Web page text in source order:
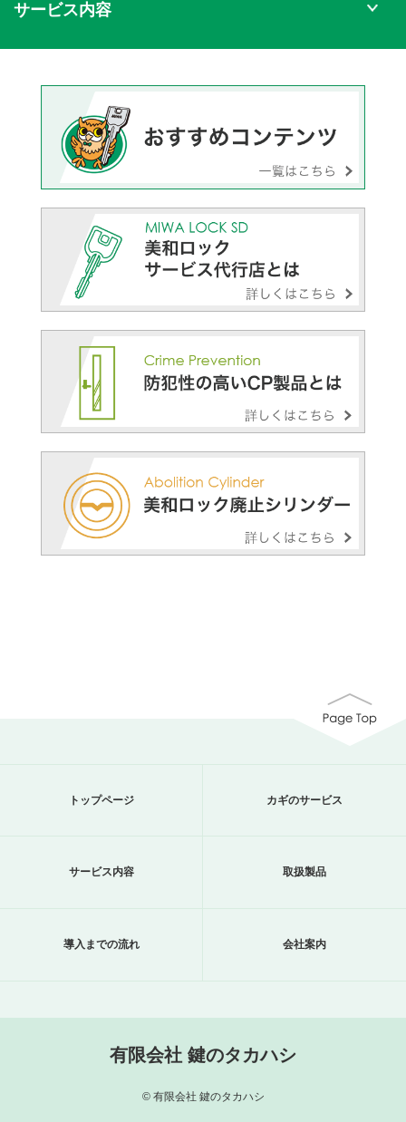
サービス内容
トップページ カギのサービス
サービス内容 取扱製品
導入までの流れ 会社案内
有限会社 鍵のタカハシ
© 有限会社 鍵のタカハシ